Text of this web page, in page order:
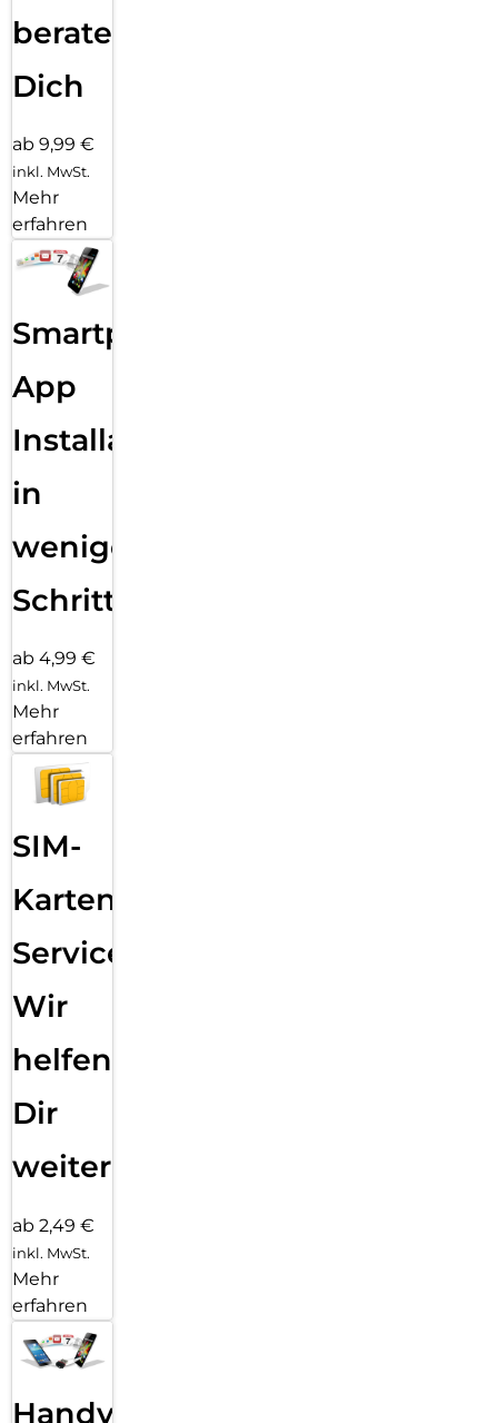
beraten
Dich
ab 9,99 €
inkl. MwSt.
Mehr
erfahren
Smartphone
App
Installation
in
wenigen
Schritten
ab 4,99 €
inkl. MwSt.
Mehr
erfahren
SIM-
Karten
Service:
Wir
helfen
Dir
weiter
ab 2,49 €
inkl. MwSt.
Mehr
erfahren
Handy